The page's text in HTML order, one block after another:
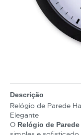
Descrição
Relógio de Parede
Elegante
O Relógio de Parede